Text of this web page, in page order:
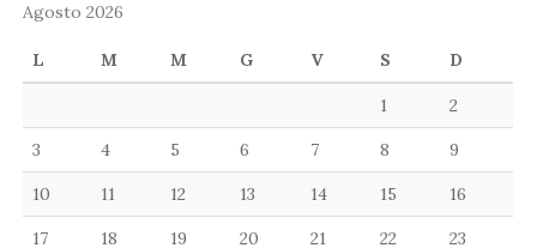
Agosto 2026
L M M G V S D
1 2
3 4 5 6 7 8 9
10 11 12 13 14 15 16
17 18 19 20 21 22 23